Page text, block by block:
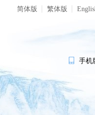
简体版 繁体版
手机